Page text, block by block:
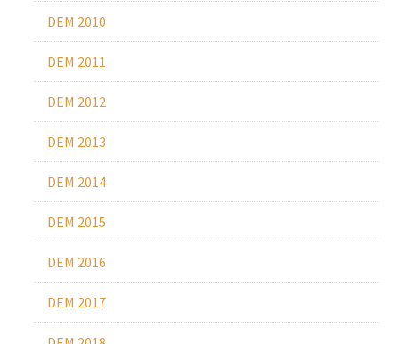
DEM 2010
DEM 2011
DEM 2012
DEM 2013
DEM 2014
DEM 2015
DEM 2016
DEM 2017